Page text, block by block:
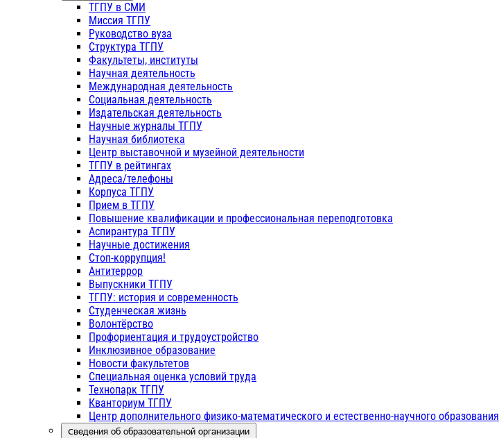
ТГПУ в СМИ
Миссия ТГПУ
Руководство вуза
Структура ТГПУ
Факультеты, институты
Научная деятельность
Международная деятельность
Социальная деятельность
Издательская деятельность
Научные журналы ТГПУ
Научная библиотека
Центр выставочной и музейной деятельности
ТГПУ в рейтингах
Адреса/телефоны
Корпуса ТГПУ
Прием в ТГПУ
Повышение квалификации и профессиональная переподготовка
Аспирантура ТГПУ
Научные достижения
Стоп-коррупция!
Антитеррор
Выпускники ТГПУ
ТГПУ: история и современность
Студенческая жизнь
Волонтёрство
Профориентация и трудоустройство
Инклюзивное образование
Новости факультетов
Специальная оценка условий труда
Технопарк ТГПУ
Кванториум ТГПУ
Центр дополнительного физико-математического и естественно-научного образования
Сведения об образовательной организации